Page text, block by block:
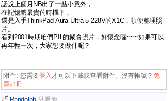
話說上個月NB出了一點小意外，
在記憶體最貴的時機下，
還是入手ThinkPad Aura Ultra 5-228V的X1C，順便整理照
片。
看到2001時期咱們PIL的聚會照片，好懷念喔~~~如果可以
再年輕一次，大家想要做什呢？
附件: 您需要登入才可以下載或查看附件。沒有帳號？ 免
費註冊
#